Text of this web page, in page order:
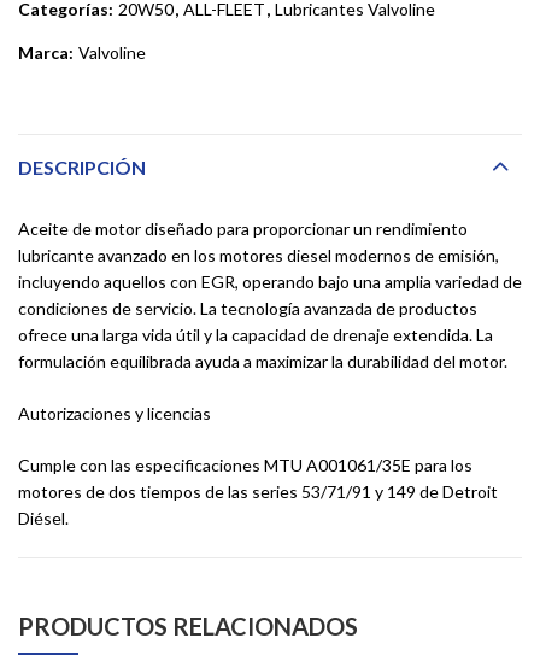
Categorías: 20W50, ALL-FLEET, Lubricantes Valvoline
Marca: Valvoline
DESCRIPCIÓN
Aceite de motor diseñado para proporcionar un rendimiento
lubricante avanzado en los motores diesel modernos de emisión,
incluyendo aquellos con EGR, operando bajo una amplia variedad de
condiciones de servicio. La tecnología avanzada de productos
ofrece una larga vida útil y la capacidad de drenaje extendida. La
formulación equilibrada ayuda a maximizar la durabilidad del motor.
Autorizaciones y licencias
Cumple con las especificaciones MTU A001061/35E para los
motores de dos tiempos de las series 53/71/91 y 149 de Detroit
Diésel.
PRODUCTOS RELACIONADOS